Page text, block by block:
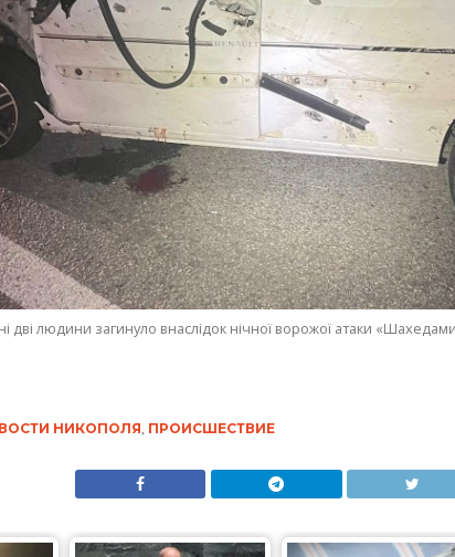
дві людини загинуло внаслідок нічної ворожої атаки «Шахедами»
НИКОПОЛЯ